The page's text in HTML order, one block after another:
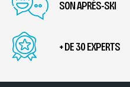
SON APRÈS-SKI
+ DE 30 EXPERTS